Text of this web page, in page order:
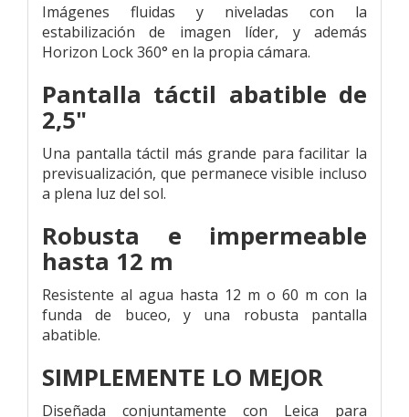
Imágenes fluidas y niveladas con la
estabilización de imagen líder, y además
Horizon Lock 360° en la propia cámara.
Pantalla táctil abatible de
2,5"
Una pantalla táctil más grande para facilitar la
previsualización, que permanece visible incluso
a plena luz del sol.
Robusta e impermeable
hasta 12 m
Resistente al agua hasta 12 m o 60 m con la
funda de buceo, y una robusta pantalla
abatible.
SIMPLEMENTE LO MEJOR
Diseñada conjuntamente con Leica para